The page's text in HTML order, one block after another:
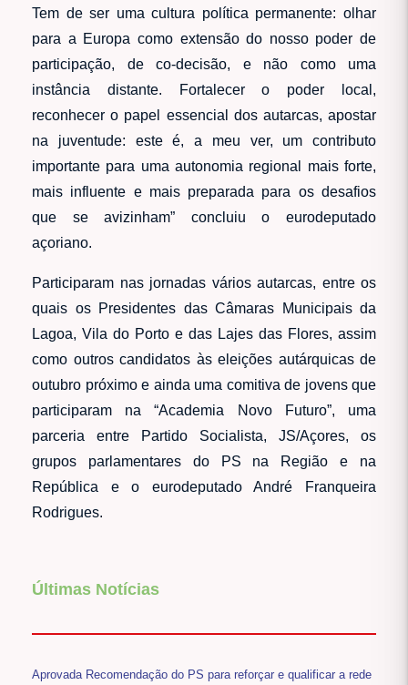
Tem de ser uma cultura política permanente: olhar
para a Europa como extensão do nosso poder de
participação, de co-decisão, e não como uma
instância distante. Fortalecer o poder local,
reconhecer o papel essencial dos autarcas, apostar
na juventude: este é, a meu ver, um contributo
importante para uma autonomia regional mais forte,
mais influente e mais preparada para os desafios
que se avizinham” concluiu o eurodeputado
açoriano.
Participaram nas jornadas vários autarcas, entre os
quais os Presidentes das Câmaras Municipais da
Lagoa, Vila do Porto e das Lajes das Flores, assim
como outros candidatos às eleições autárquicas de
outubro próximo e ainda uma comitiva de jovens que
participaram na “Academia Novo Futuro”, uma
parceria entre Partido Socialista, JS/Açores, os
grupos parlamentares do PS na Região e na
República e o eurodeputado André Franqueira
Rodrigues.
Últimas Notícias
Aprovada Recomendação do PS para reforçar e qualificar a rede